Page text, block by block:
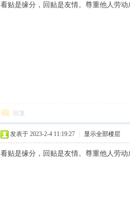
看贴是缘分，回贴是友情。尊重他人劳
回复
发表于 2023-2-4 11:19:27 显示全部楼层
看贴是缘分，回贴是友情。尊重他人劳